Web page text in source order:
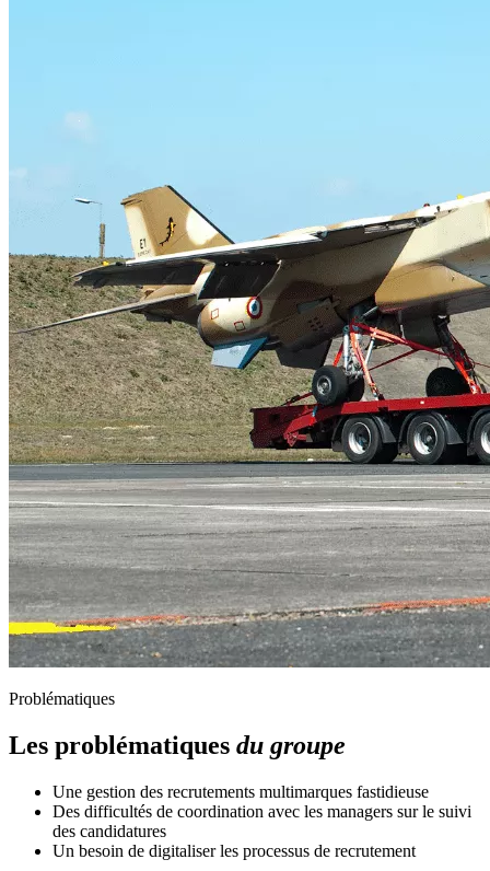
Problématiques
Les problématiques du groupe
Une gestion des recrutements multimarques fastidieuse
Des difficultés de coordination avec les managers sur le suivi
des candidatures
Un besoin de digitaliser les processus de recrutement